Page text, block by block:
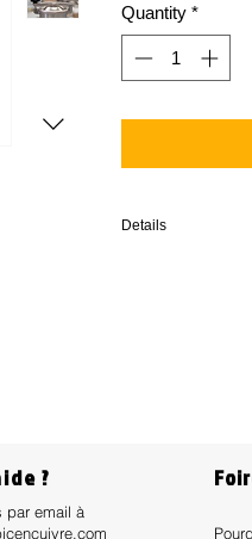
Quantity *
Details
?
par email à